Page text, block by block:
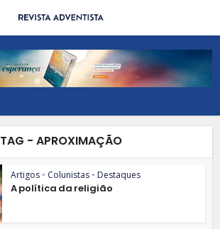
TAG - APROXIMAÇÃO
Artigos • Colunistas • Destaques
A política da religião